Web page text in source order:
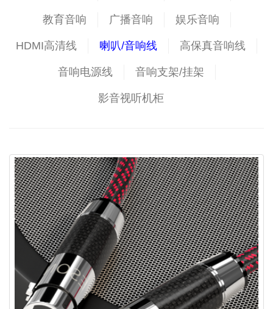
教育音响 广播音响 娱乐音响
HDMI高清线 喇叭/音响线 高保真音响线
音响电源线 音响支架/挂架
影音视听机柜